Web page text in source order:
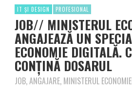
IT ȘI DESIGN PROFESIONAL
JOB// MINISTERUL
ANGAJEAZĂ UN
ECONOMIE DIGITALĂ.
CONȚINĂ DOSARUL
JOB, ANGAJARE, MINISTERUL